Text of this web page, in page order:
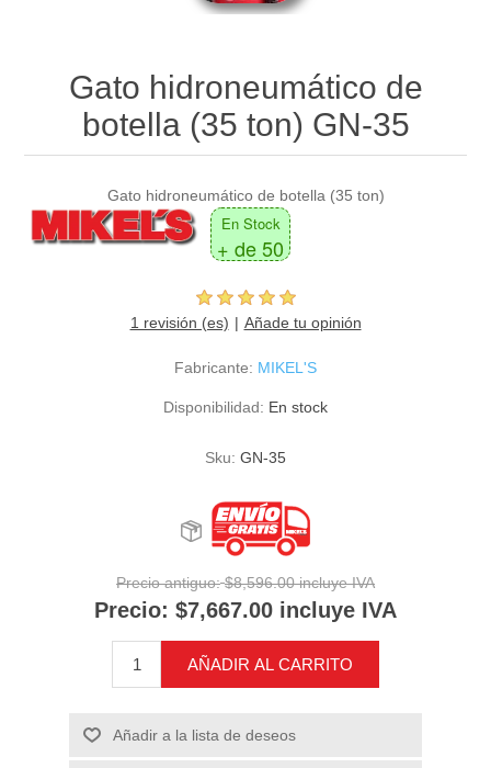
Gato hidroneumático de
botella (35 ton) GN-35
Gato hidroneumático de botella (35 ton)
En Stock
+ de 50
1 revisión (es) Añade tu opinión
Fabricante: MIKEL'S
Disponibilidad: En stock
Sku: GN-35
Precio antiguo: $8,596.00 incluye IVA
Precio: $7,667.00 incluye IVA
AÑADIR AL CARRITO
Añadir a la lista de deseos